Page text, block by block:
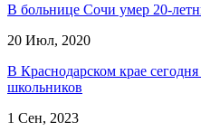
В больнице Сочи умер 20-
20 Июл, 2020
В Краснодарском крае
школьников
1 Сен, 2023